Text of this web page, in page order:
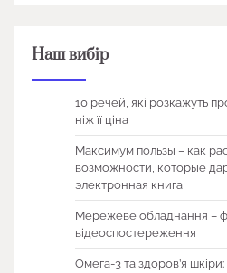
Наш вибір
10 речей, які розкажуть
ніж її ціна
Максимум пользы – как
возможности, которые
электронная книга
Мережеве обладнання –
відеоспостереження
Омега-3 та здоров’я